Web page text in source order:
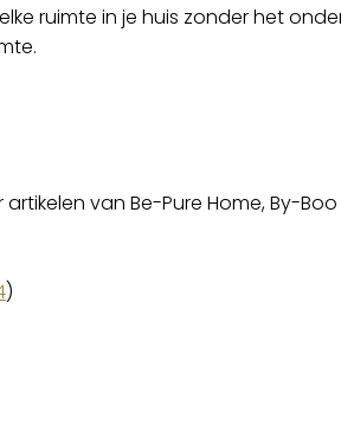
ruimte in je huis zonder het
van Be-Pure Home, By-Boo
)